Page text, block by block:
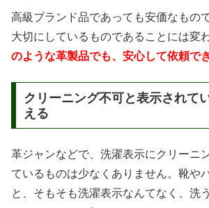
高級ブランド品であっても安価なもの
大切にしているものであることには変
のような革製品でも、安心して依頼で
クリーニング不可と表示されて
える
革ジャンなどで、洗濯表示にクリーニ
ているものは少なくありません。靴や
と、そもそも洗濯表示なんてなく、洗